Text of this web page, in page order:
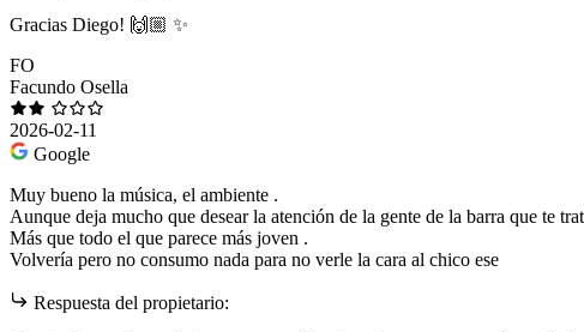
Gracias Diego! 🙌🏼 ✨
FO
Facundo Osella
2026-02-11
Google
Muy bueno la música, el ambiente .
Aunque deja mucho que desear la atención de la gente de la barra que te
Más que todo el que parece más joven .
Volvería pero no consumo nada para no verle la cara al chico ese
Respuesta del propietario: